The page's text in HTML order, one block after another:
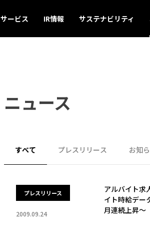
サービス IR情報 サステナビリティ
ニュース
すべて プレスリリース お知
プレスリリース
2009.09.24
アルバイト求
イト時給デー
月連続上昇～